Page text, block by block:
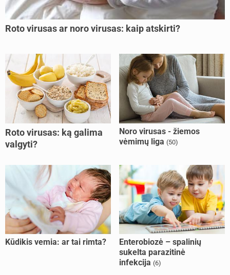
Roto virusas ar noro virusas: kaip atskirti?
Roto virusas: ką galima
valgyti?
Noro virusas - žiemos
vėmimų liga (50)
Kūdikis vemia: ar tai rimta?
Enterobiozė – spalinių
sukelta parazitinė
infekcija (6)